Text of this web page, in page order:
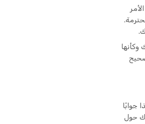
وكأنها
صحيح
جوابًا
حول